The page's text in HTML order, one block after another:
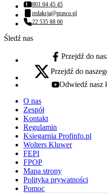
Numer telefonu:
801 04 45 45
Adres email:
redakcja@prawo.pl
Numer telefonu:
22 535 88 00
Śledź nas
facebook - otwiera się
Przejdź do
x - otwiera się w nowej karcie
Przejdź do
youtube - otwiera się w
Odwiedź nasz
O nas
Zespół
Kontakt
Regulamin
Księgarnia Profinfo.pl
Wolters Kluwer
FEPI
FPOP
Mapa strony
Polityka prywatności
Pomoc